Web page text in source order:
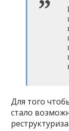
Для того
стало